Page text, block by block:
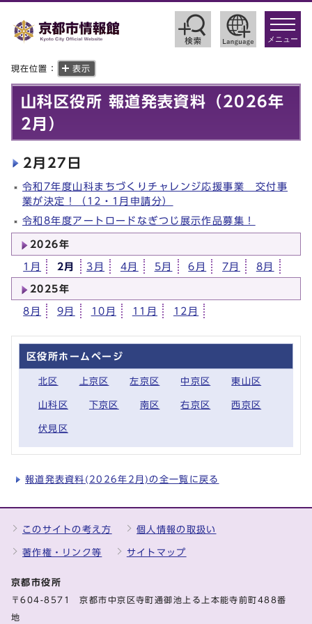
toggle
メニュー
現在位置： 表示
山科区役所 報道発表資料（2026年
2月）
2月27日
令和7年度山科まちづくりチャレンジ応援事業 交付事
業が決定！（12・1月申請分）
令和8年度アートロードなぎつじ展示作品募集！
2026年
1月 2月 3月 4月 5月 6月 7月 8月
2025年
8月 9月 10月 11月 12月
区役所ホームページ
北区 上京区 左京区 中京区 東山区
山科区 下京区 南区 右京区 西京区
伏見区
報道発表資料(2026年2月)の全一覧に戻る
このサイトの考え方 個人情報の取扱い
著作権・リンク等 サイトマップ
京都市役所
〒604-8571 京都市中京区寺町通御池上る上本能寺前町488番
地